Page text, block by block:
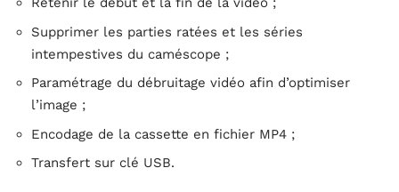
Supprimer les parties ratées et les séries
intempestives du caméscope ;
Paramétrage du débruitage vidéo afin d’optimiser
l’image ;
Encodage de la cassette en fichier MP4 ;
Transfert sur clé USB.